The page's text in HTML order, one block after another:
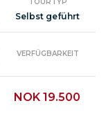
TOURTYP
Selbst geführt
VERFÜGBARKEIT
NOK 19.500